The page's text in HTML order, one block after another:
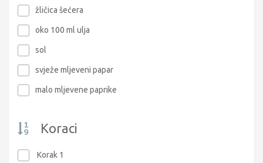
žličica šećera
oko 100 ml ulja
sol
svježe mljeveni papar
malo mljevene paprike
Koraci
Korak 1